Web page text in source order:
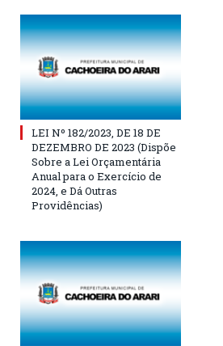
LEI Nº 182/2023, DE 18 DE
DEZEMBRO DE 2023 (Dispõe
Sobre a Lei Orçamentária
Anual para o Exercício de
2024, e Dá Outras
Providências)